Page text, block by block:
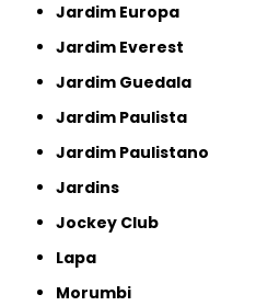
Jardim Europa
Jardim Everest
Jardim Guedala
Jardim Paulista
Jardim Paulistano
Jardins
Jockey Club
Lapa
Morumbi